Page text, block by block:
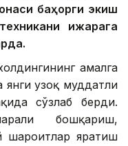
баҳорги экиш
ижарага
амалга
янги узоқ муддатли
сўзлаб берди.
бошқариш,
шароитлар яратиш